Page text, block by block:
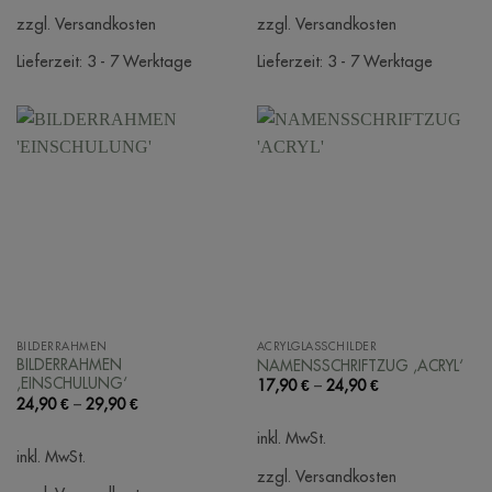
zzgl. Versandkosten
Lieferzeit: 3 - 7 Werktage
zzgl. Versandkosten
Lieferzeit: 3 - 7 Werktage
BILDERRAHMEN
BILDERRAHMEN
‚EINSCHULUNG‘
24,90€– 29,90€
inkl. MwSt.
ACRYLGLASSCHILDER
NAMENSSCHRIFTZUG ‚ACRYL‘
17,90€– 24,90€
inkl. MwSt.
zzgl. Versandkosten